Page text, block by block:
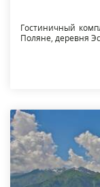
Гостиничный
Поляне, деревня